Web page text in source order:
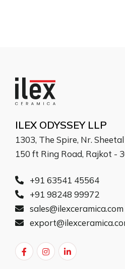
ILEX ODYSSEY LLP
1303, The Spire, Nr.
150 ft Ring Road, Rajkot -
+91 63541 45564
+91 98248 99972
sales@ilexceramica.com